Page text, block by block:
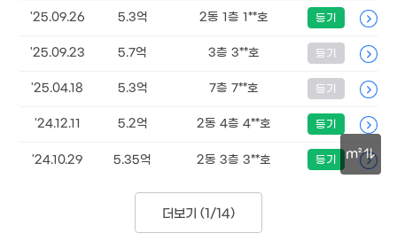
매물
11억
103m²
50억
'14. 03
m²
'25.09.26 5.3억 2동 1층 1**호 등기
'25.09.23 5.7억 3층 3**호 등기
'25.04.18 5.3억 7층 7**호 등기
'24.12.11 5.2억 2동 4층 4**호 등기
'24.10.29 5.35억 2동 3층 3**호 등기
더보기 (1/14)